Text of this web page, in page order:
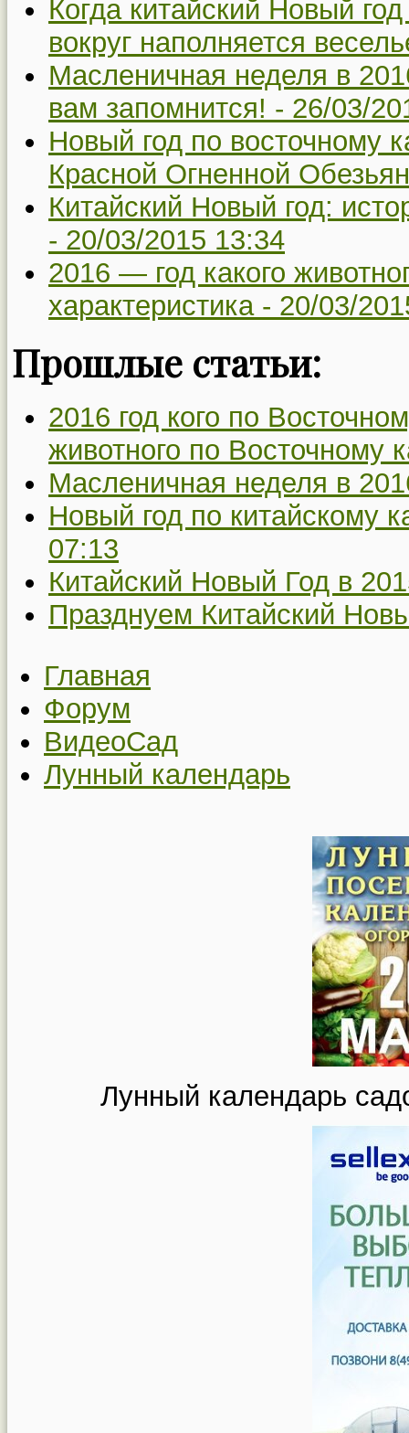
Когда китайский Новый
вокруг наполняется
Масленичная неделя в
вам запомнится! - 26/03/
Новый год по восточному
Красной Огненной
Китайский Новый год:
- 20/03/2015 13:34
2016 — год какого
характеристика - 20/03/
Прошлые статьи:
2016 год кого по
животного по Восточному
Масленичная неделя в
Новый год по китайскому
07:13
Китайский Новый Год в
Празднуем Китайский
Главная
Форум
ВидеоСад
Лунный календарь
Лунный календарь